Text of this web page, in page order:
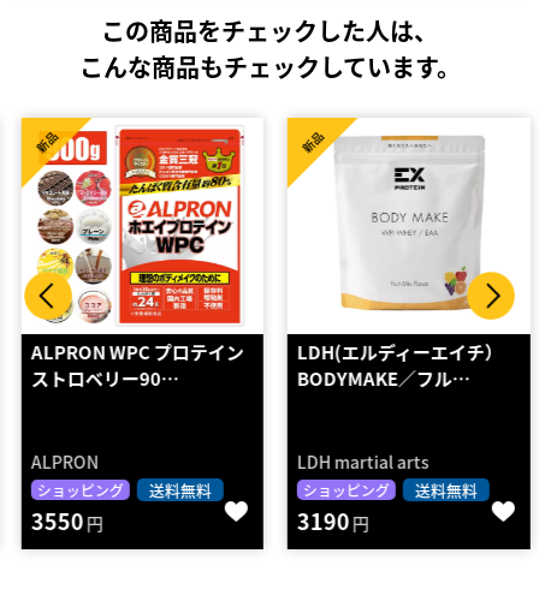
この商品をチェックした人は、
こんな商品もチェックしています。
ALPRON WPC プロテイン
ストロベリー90…
ALPRON
ショッピング 送料無料
新品
3550 円
LDH(エルディーエイチ）
BODYMAKE／フル…
LDH martial arts
ショッピング 送料無料
新品
3190 円